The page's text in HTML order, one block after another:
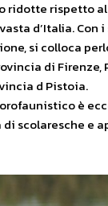
ridotte rispetto al
d’Italia. Con
si colloca
di Firenze,
d Pistoia.
è
scolaresche e